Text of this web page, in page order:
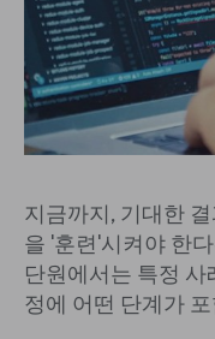
지금까지, 기대한
을 '훈련'시켜야 한
단원에서는 특정
정에 어떤 단계가